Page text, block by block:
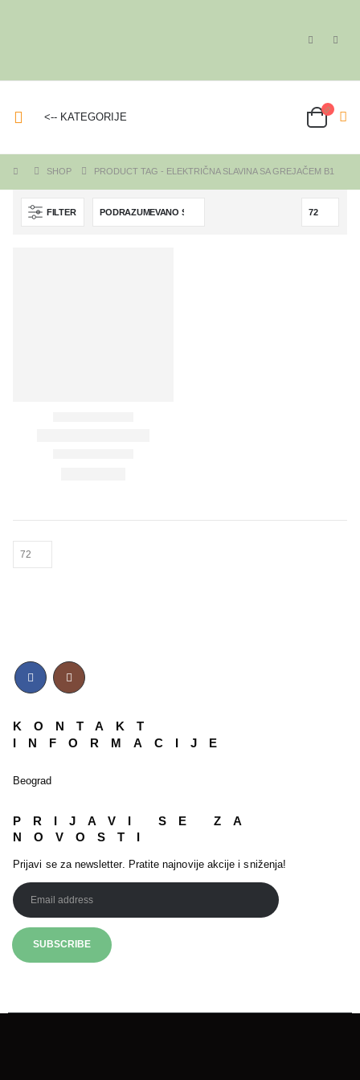
<-- KATEGORIJE
SHOP PRODUCT TAG - ELEKTRIČNA SLAVINA SA GREJAČEM B1
FILTER
KONTAKT
INFORMACIJE
Beograd
PRIJAVI SE ZA
NOVOSTI
Prijavi se za newsletter. Pratite najnovije akcije i sniženja!